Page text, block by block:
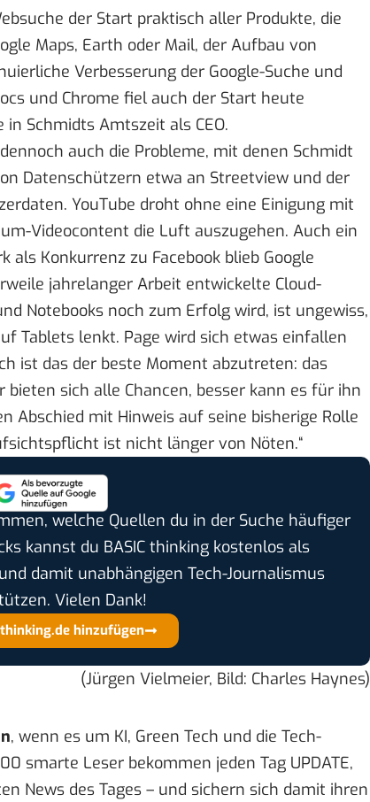
der Start praktisch aller Produkte, die
Maps, Earth oder Mail, der Aufbau von
Verbesserung der Google-Suche und
und Chrome fiel auch der Start heute
Schmidts Amtszeit als CEO.
auch die Probleme, mit denen Schmidt
Datenschützern etwa an Streetview und der
YouTube droht ohne eine Einigung mit
Videocontent die Luft auszugehen. Auch ein
Konkurrenz zu Facebook blieb Google
jahrelanger Arbeit entwickelte Cloud-
Notebooks noch zum Erfolg wird, ist ungewiss,
Tablets lenkt. Page wird sich etwas einfallen
ist das der beste Moment abzutreten: das
sich alle Chancen, besser kann es für ihn
Abschied mit Hinweis auf seine bisherige Rolle
ist nicht länger von Nöten.“
welche Quellen du in der Suche häufiger
kannst du BASIC thinking kostenlos als
damit unabhängigen Tech-Journalismus
Vielen Dank!
hinzufügen
(Jürgen Vielmeier, Bild: Charles Haynes)
, wenn es um KI, Green Tech und die Tech-
smarte Leser bekommen jeden Tag UPDATE,
News des Tages – und sichern sich damit ihren